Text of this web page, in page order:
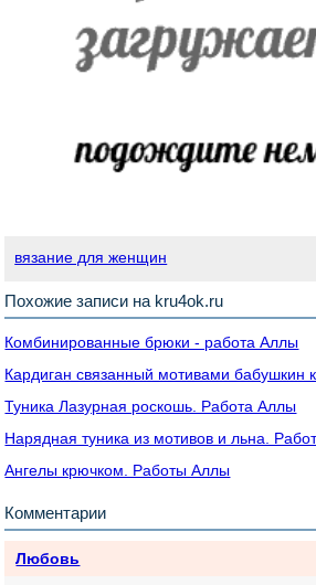
вязание для женщин
Похожие записи на kru4ok.ru
Комбинированные брюки - работа Аллы
Кардиган связанный мотивами бабушкин
Туника Лазурная роскошь. Работа Аллы
Нарядная туника из мотивов и льна.
Ангелы крючком. Работы Аллы
Комментарии
Любовь